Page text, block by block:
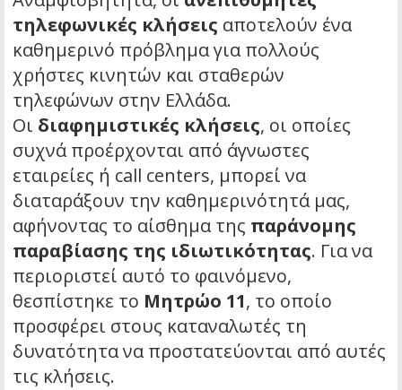
τηλεφωνικές κλήσεις αποτελούν ένα
καθημερινό πρόβλημα για πολλούς
χρήστες κινητών και σταθερών
τηλεφώνων στην Ελλάδα.
Οι διαφημιστικές κλήσεις, οι οποίες
συχνά προέρχονται από άγνωστες
εταιρείες ή call centers, μπορεί να
διαταράξουν την καθημερινότητά μας,
αφήνοντας το αίσθημα της παράνομης
παραβίασης της ιδιωτικότητας. Για να
περιοριστεί αυτό το φαινόμενο,
θεσπίστηκε το Μητρώο 11, το οποίο
προσφέρει στους καταναλωτές τη
δυνατότητα να προστατεύονται από αυτές
τις κλήσεις.